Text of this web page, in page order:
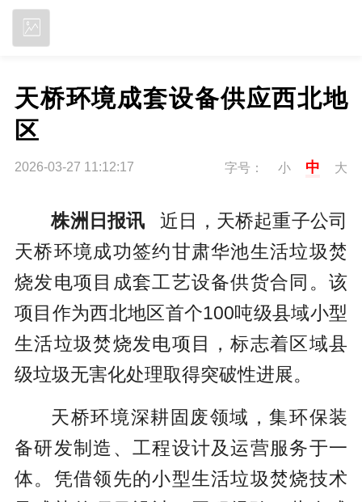
天桥环境成套设备供应西北地
区
2026-03-27 11:12:17 字号： 小 中 大
株洲日报讯 近日，天桥起重子公司
天桥环境成功签约甘肃华池生活垃圾焚
烧发电项目成套工艺设备供货合同。该
项目作为西北地区首个100吨级县域小型
生活垃圾焚烧发电项目，标志着区域县
级垃圾无害化处理取得突破性进展。
天桥环境深耕固废领域，集环保装
备研发制造、工程设计及运营服务于一
体。凭借领先的小型生活垃圾焚烧技术